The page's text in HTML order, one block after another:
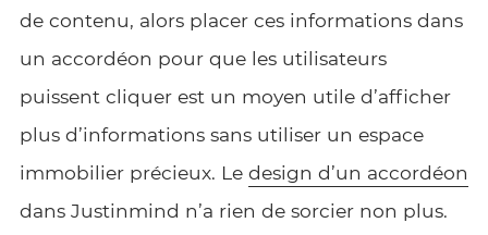
de contenu, alors placer ces informations dans
un accordéon pour que les utilisateurs
puissent cliquer est un moyen utile d’afficher
plus d’informations sans utiliser un espace
immobilier précieux. Le design d’un accordéon
dans Justinmind n’a rien de sorcier non plus.